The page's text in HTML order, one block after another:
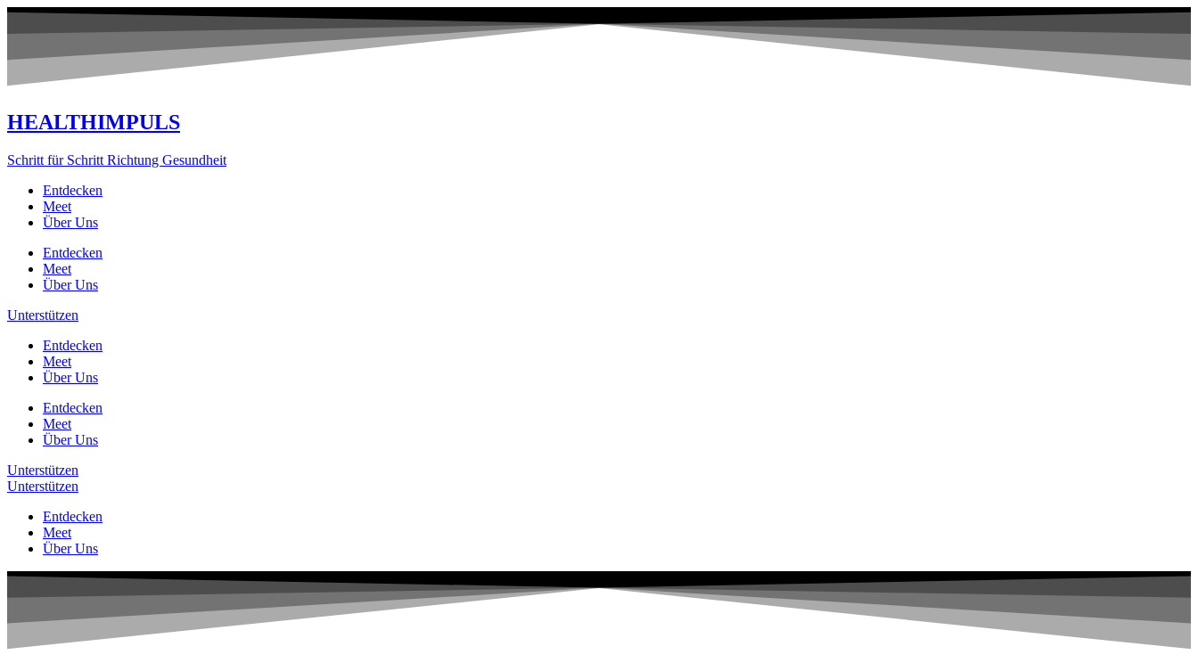
Zum
HEALTHIMPULS
Schritt für Schritt Richtung Gesundheit
Entdecken
Meet
Über Uns
Entdecken
Meet
Über Uns
Unterstützen
Entdecken
Meet
Über Uns
Entdecken
Meet
Über Uns
Unterstützen
Unterstützen
Entdecken
Meet
Über Uns